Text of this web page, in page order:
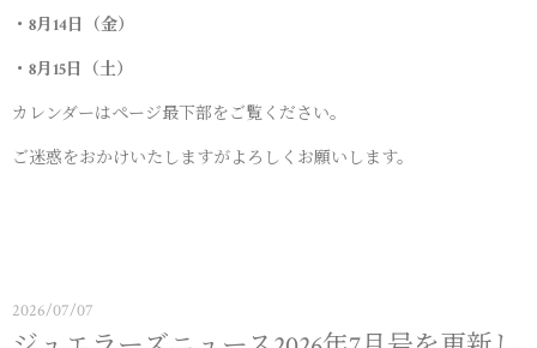
・8月14日（金）
・8月15日（土）
カレンダーはページ最下部をご覧ください。
ご迷惑をおかけいたしますがよろしくお願いします。
2026/07/07